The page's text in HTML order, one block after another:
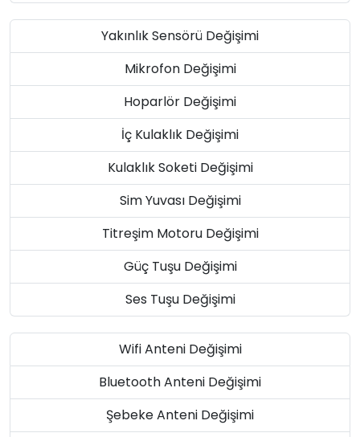
Yakınlık Sensörü Değişimi
Mikrofon Değişimi
Hoparlör Değişimi
İç Kulaklık Değişimi
Kulaklık Soketi Değişimi
Sim Yuvası Değişimi
Titreşim Motoru Değişimi
Güç Tuşu Değişimi
Ses Tuşu Değişimi
Wifi Anteni Değişimi
Bluetooth Anteni Değişimi
Şebeke Anteni Değişimi